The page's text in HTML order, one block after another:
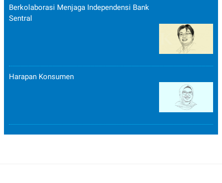
Berkolaborasi Menjaga Independensi Bank
Sentral
Harapan Konsumen